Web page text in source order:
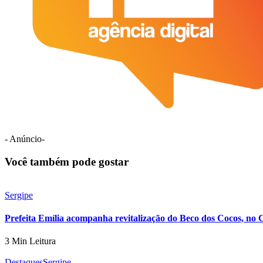
- Anúncio-
Você também pode gostar
Sergipe
Prefeita Emília acompanha revitalização do Beco dos Cocos, no
3 Min Leitura